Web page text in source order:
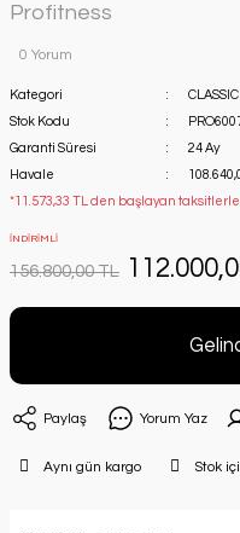
Profitness
0 Yorum
Kategori
Stok Kodu
Garanti Süresi
24 Ay
Havale
*11.573,33 TL den başlayan
İNDİRİMLİ
156.800,00 TL
Paylaş Yorum Yaz
Aynı gün kargo Stok